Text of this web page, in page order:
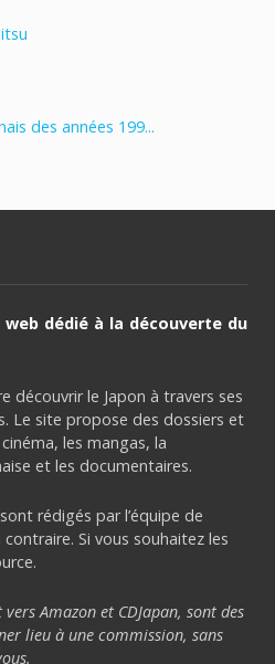
des années 199...
dédié à la découverte du
découvrir le Japon à travers ses
Le site propose des dossiers et
les mangas, la
et les documentaires.
rédigés par l’équipe de
Si vous souhaitez les
Amazon et CDJapan, sont des
lieu à une commission, sans